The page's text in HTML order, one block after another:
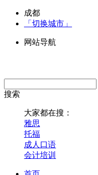
成都
「切换城市」
网站导航
搜索
大家都在搜：
雅思
托福
成人口语
会计培训